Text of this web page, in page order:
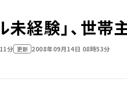
未経験」、世帯
分 更新 2008年09月14日 08時53分